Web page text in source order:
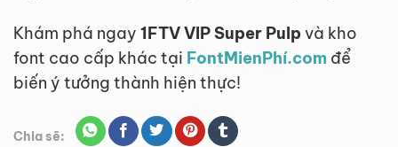
Khám phá ngay 1FTV VIP Super Pulp và kho
font cao cấp khác tại FontMienPhí.com để
biến ý tưởng thành hiện thực!
Chia sẽ: